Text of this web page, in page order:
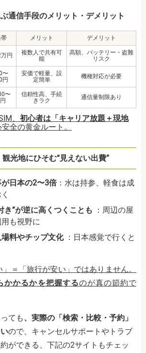
通信手段のメリット・デメリット
メリット デメリット
円
複数人で共有可
能
高額、バッテリー・盗難
リスク
〜
円
安価で軽量、設
定簡単
機種対応が必要
〜
信頼性高、手続
きラク
通信量制限あり
、 初心者は「キャリア放題＋現地
全の黄金ルート。
光地にひそむ“見えない出費”
日本の2〜3倍：水は持参、軽食は成
き”が逆に高くつくことも ：周辺の屋
も視野に
料やチップ文化：日本感覚で行くと
＝「旅行が安い」ではありません。
かかるかを把握するのが真の節約で
ても、実際の「検索・比較・予約」
ので、キャンセルサポートやトラブ
ができる、下記の2サイトもチェッ